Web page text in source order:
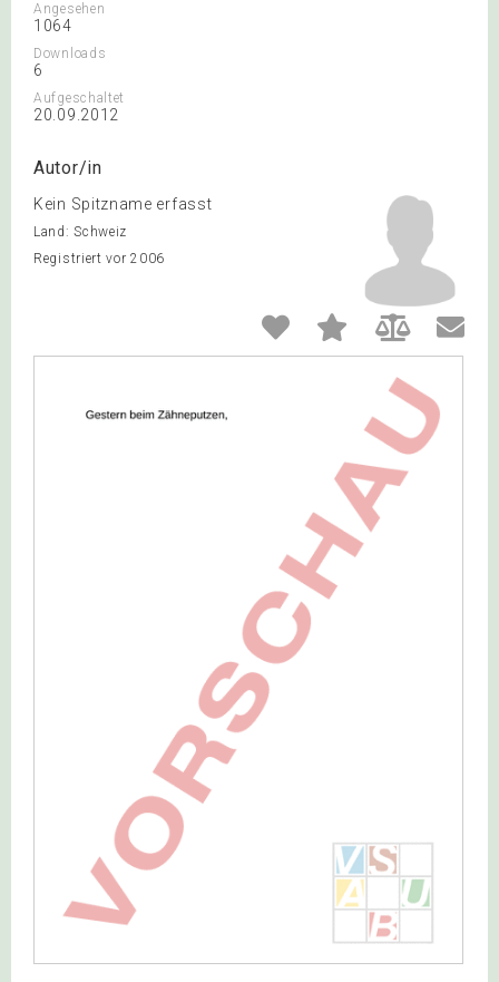
Angesehen
1064
Downloads
6
Aufgeschaltet
20.09.2012
Autor/in
Kein Spitzname erfasst
Land: Schweiz
Registriert vor 2006